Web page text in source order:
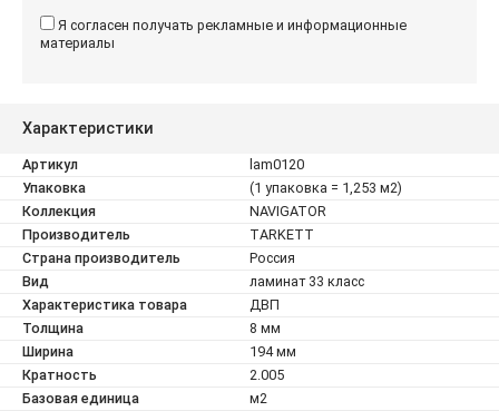
Я согласен получать рекламные и информационные
материалы
Характеристики
Артикул
lam0120
Упаковка
(1 упаковка = 1,253 м2)
Коллекция
NAVIGATOR
Производитель
TARKETT
Страна производитель
Россия
Вид
ламинат 33 класс
Характеристика товара
ДВП
Толщина
8 мм
Ширина
194 мм
Кратность
2.005
Базовая единица
м2